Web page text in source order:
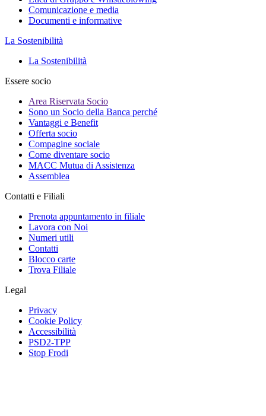
Comunicazione e media
Documenti e informative
La Sostenibilità
La Sostenibilità
Essere socio
Area Riservata Socio
Sono un Socio della Banca perché
Vantaggi e Benefit
Offerta socio
Compagine sociale
Come diventare socio
MACC Mutua di Assistenza
Assemblea
Contatti e Filiali
Prenota appuntamento in filiale
Lavora con Noi
Numeri utili
Contatti
Blocco carte
Trova Filiale
Legal
Privacy
Cookie Policy
Accessibilità
PSD2-TPP
Stop Frodi